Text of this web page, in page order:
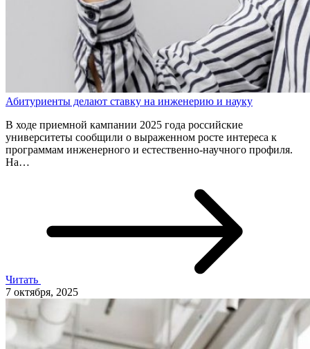
Абитуриенты делают ставку на инженерию и науку
В ходе приемной кампании 2025 года российские
университеты сообщили о выраженном росте интереса к
программам инженерного и естественно-научного профиля.
На…
Читать
7 октября, 2025